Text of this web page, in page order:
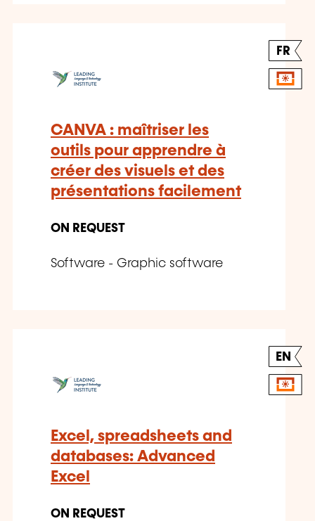
FR
CANVA : maîtriser les
outils pour apprendre à
créer des visuels et des
présentations facilement
ON REQUEST
Software - Graphic software
EN
Excel, spreadsheets and
databases: Advanced
Excel
ON REQUEST